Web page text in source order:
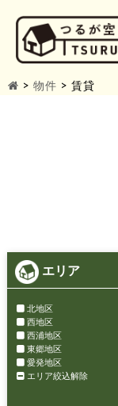
> 物件 > 賃貸
エリア
北地区
西地区
西浦地区
東郷地区
愛発地区
エリア絞込解除